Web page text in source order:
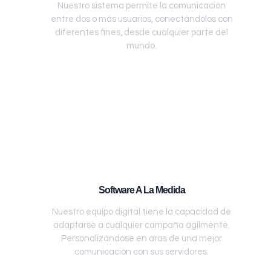
Nuestro sistema permite la comunicación
entre dos o más usuarios, conectándolos con
diferentes fines, desde cualquier parte del
mundo.
Software A La Medida
Nuestro equipo digital tiene la capacidad de
adaptarse a cualquier campaña ágilmente.
Personalizándose en aras de una mejor
comunicación con sus servidores.